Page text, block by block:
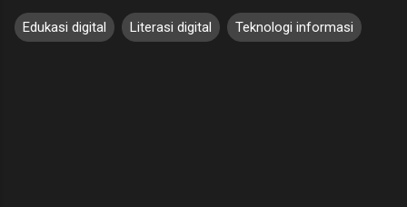
Edukasi digital Literasi digital Teknologi informasi